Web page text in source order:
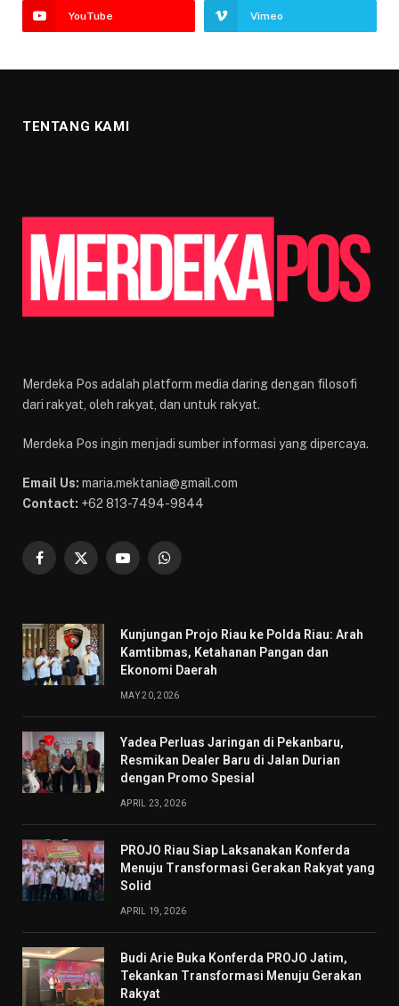
YouTube Vimeo
TENTANG KAMI
Merdeka Pos adalah platform media daring dengan filosofi
dari rakyat, oleh rakyat, dan untuk rakyat.
Merdeka Pos ingin menjadi sumber informasi yang dipercaya.
Email Us: maria.mektania@gmail.com
Contact: +62 813-7494-9844
Facebook
X
YouTubeWhatsApp
Kunjungan Projo Riau ke Polda Riau: Arah
Kamtibmas, Ketahanan Pangan dan
Ekonomi Daerah
MAY 20, 2026
Yadea Perluas Jaringan di Pekanbaru,
Resmikan Dealer Baru di Jalan Durian
dengan Promo Spesial
APRIL 23, 2026
PROJO Riau Siap Laksanakan Konferda
Menuju Transformasi Gerakan Rakyat yang
Solid
APRIL 19, 2026
Budi Arie Buka Konferda PROJO Jatim,
Tekankan Transformasi Menuju Gerakan
Rakyat